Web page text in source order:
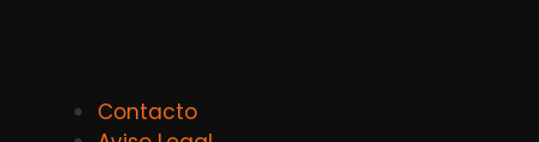
Contacto